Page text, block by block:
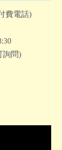
費電話)
詢問)